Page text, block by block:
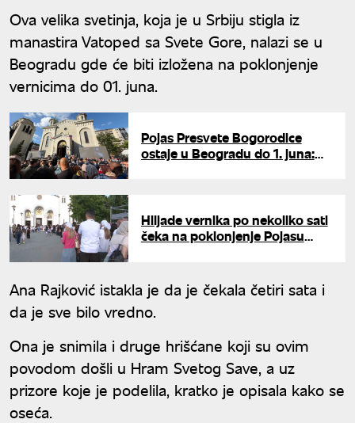
Ova velika svetinja, koja je u Srbiju stigla iz
manastira Vatoped sa Svete Gore, nalazi se u
Beogradu gde će biti izložena na poklonjenje
vernicima do 01. juna.
Pojas Presvete Bogorodice
ostaje u Beogradu do 1. juna:
Hiljade vernika po nekoliko sati
čeka na poklonjenje Pojasu
Ana Rajković istakla je da je čekala četiri sata i
da je sve bilo vredno.
Ona je snimila i druge hrišćane koji su ovim
povodom došli u Hram Svetog Save, a uz
prizore koje je podelila, kratko je opisala kako se
oseća.